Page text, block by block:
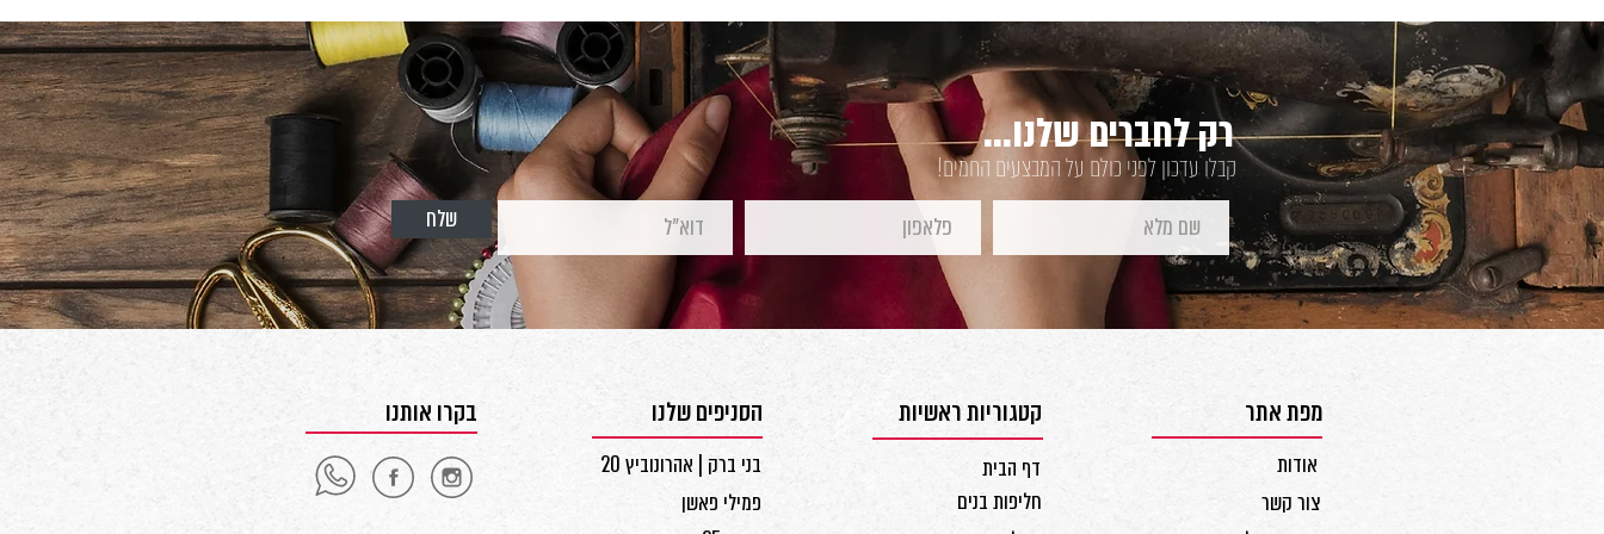
קבלו עדכון לפני כולם על המבצעים החמים!
רק לחברים שלנו...
שלח
בקרו אותנו הסניפים שלנו
בני ברק | אהרונוביץ 20
פמילי פאשן
קטגוריות ראשיות
חליפות בנים
דף הבית
מפת אתר
אודות
צור קשר